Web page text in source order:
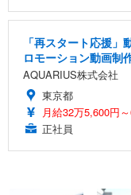
「再スタート応援
ロモーション動画制
AQUARIUS株式会社
東京都
月給32万5,600円
正社員